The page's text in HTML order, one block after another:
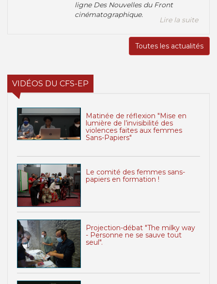
ligne Des Nouvelles du Front
cinématographique.
Lire la suite
Toutes les actualités
VIDÉOS DU CFS-EP
Matinée de réflexion "Mise en
lumière de l’invisibilité des
violences faites aux femmes
Sans-Papiers"
Le comité des femmes sans-
papiers en formation !
Projection-débat "The milky way
- Personne ne se sauve tout
seul".